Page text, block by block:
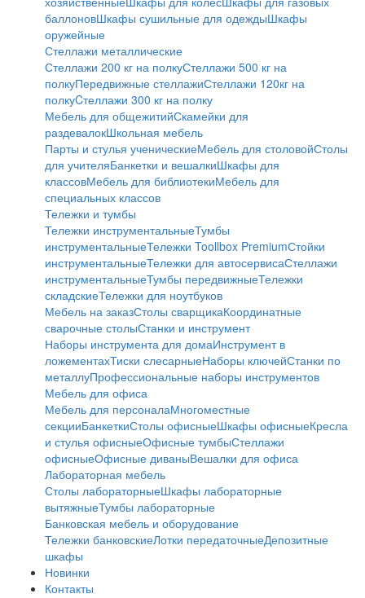
баллоновШкафы сушильные для одеждыШкафы
оружейные
Стеллажи металлические
Стеллажи 200 кг на полкуСтеллажи 500 кг на
полкуПередвижные стеллажиСтеллажи 120кг на
полкуCтеллажи 300 кг на полку
Мебель для общежитийСкамейки для
раздевалокШкольная мебель
Парты и стулья ученическиеМебель для столовойСтолы
для учителяБанкетки и вешалкиШкафы для
классовМебель для библиотекиМебель для
специальных классов
Тележки и тумбы
Тележки инструментальныеТумбы
инструментальныеТележки Toollbox PremiumСтойки
инструментальныеТележки для автосервисаСтеллажи
инструментальныеТумбы передвижныеТележки
складскиеТележки для ноутбуков
Мебель на заказСтолы сварщикаКоординатные
сварочные столыСтанки и инструмент
Наборы инструмента для домаИнструмент в
ложементахТиски слесарныеНаборы ключейСтанки по
металлуПрофессиональные наборы инструментов
Мебель для офиса
Мебель для персоналаМногоместные
секцииБанкеткиСтолы офисныеШкафы офисныеКресла
и стулья офисныеОфисные тумбыСтеллажи
офисныеОфисные диваныВешалки для офиса
Лабораторная мебель
Столы лабораторныеШкафы лабораторные
вытяжныеТумбы лабораторные
Банковская мебель и оборудование
Тележки банковскиеЛотки передаточныеДепозитные
шкафы
Новинки
Контакты